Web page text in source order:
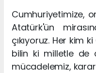
Cumhuriyetimize,
Atatürk'ün
çıkıyoruz. Her kim
bilin ki milletle de
mücadelemiz,